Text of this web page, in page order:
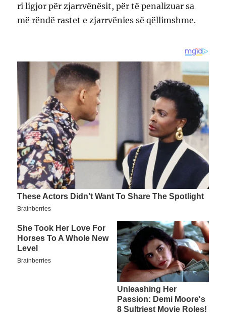
ri ligjor për zjarrvënësit, për të penalizuar sa
më rëndë rastet e zjarrvënies së qëllimshme.